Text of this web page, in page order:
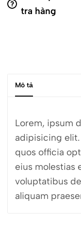
tra hàng
Mô tả
Lorem, ipsum
adipisicing
quos officia
eius molestias
voluptatibus
aliquam